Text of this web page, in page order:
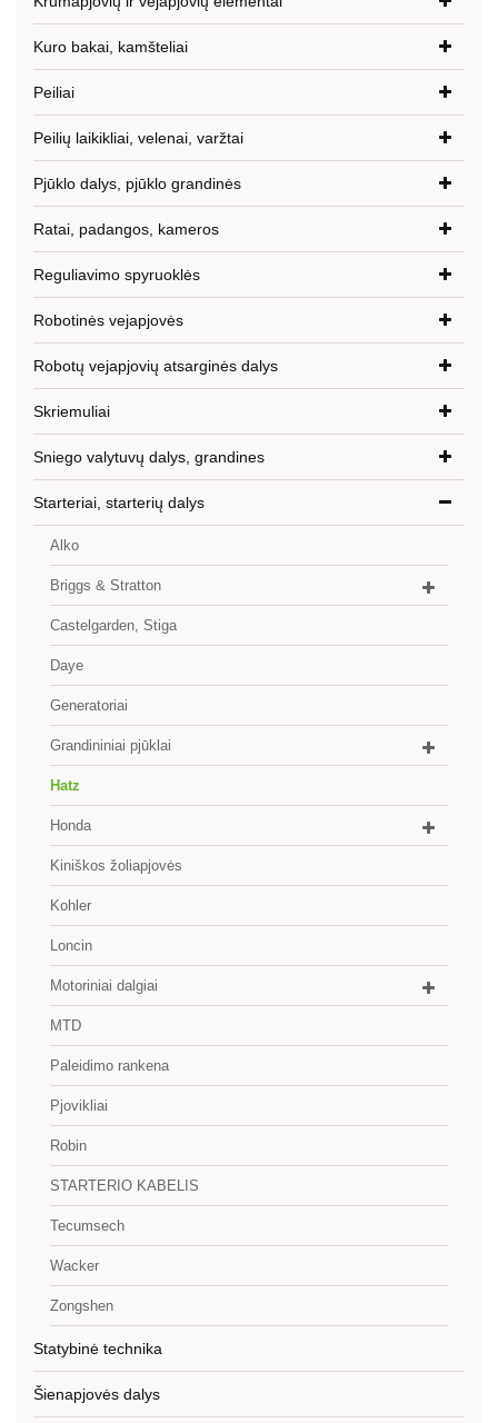
Kuro bakai, kamšteliai
Peiliai
Peilių laikikliai, velenai, varžtai
Pjūklo dalys, pjūklo grandinės
Ratai, padangos, kameros
Reguliavimo spyruoklės
Robotinės vejapjovės
Robotų vejapjovių atsarginės dalys
Skriemuliai
Sniego valytuvų dalys, grandines
Starteriai, starterių dalys
Alko
Briggs & Stratton
Castelgarden, Stiga
Daye
Generatoriai
Grandininiai pjūklai
Hatz
Honda
Kiniškos žoliapjovės
Kohler
Loncin
Motoriniai dalgiai
MTD
Paleidimo rankena
Pjovikliai
Robin
STARTERIO KABELIS
Tecumsech
Wacker
Zongshen
Statybinė technika
Šienapjovės dalys